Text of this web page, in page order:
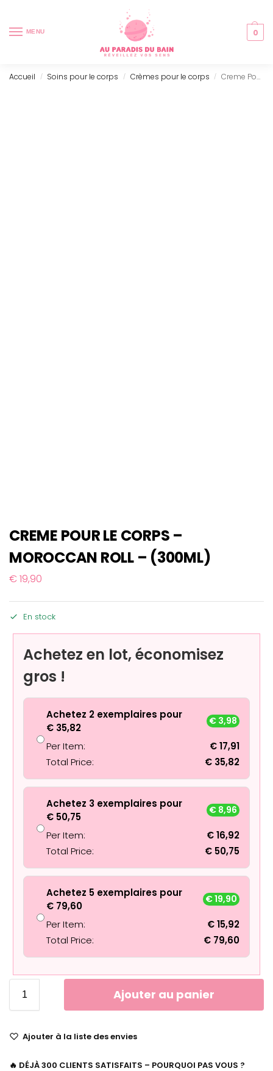
MENU 0
Accueil / Soins pour le corps / Crèmes pour le corps / Creme Pour Le Corps – Moroccan Roll – (300ml)
CREME POUR LE CORPS –
MOROCCAN ROLL – (300ML)
€19,90
En stock
Achetez en lot, économisez
gros !
Achetez 2 exemplaires pour
€ 35,82
€ 3,98
Per Item: €17,91
Total Price:
€ 35,82
Achetez 3 exemplaires pour
€ 50,75
€ 8,96
Per Item: €16,92
Total Price:
€ 50,75
Achetez 5 exemplaires pour
€ 79,60
€19,90
Per Item: €15,92
Total Price:
€ 79,60
Ajouter au panier
Ajouter à la liste des envies
🔥 DÉJÀ 300 CLIENTS SATISFAITS – POURQUOI PAS VOUS ?